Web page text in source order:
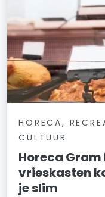
HORECA,
CULTUUR
Horeca
vrieskasten
je slim